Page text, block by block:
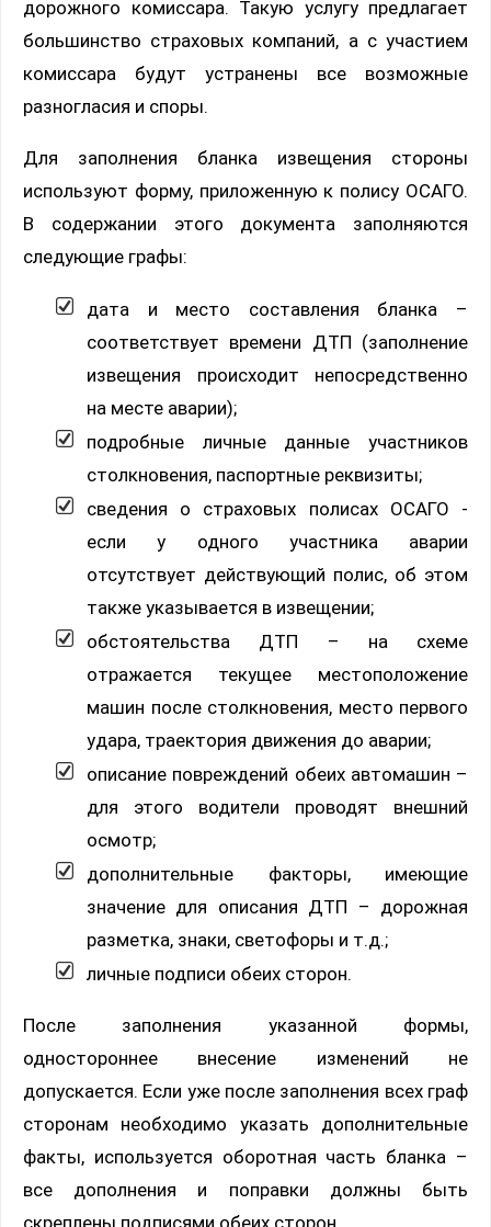
дорожного комиссара. Такую услугу предлагает
большинство страховых компаний, а с участием
комиссара будут устранены все возможные
разногласия и споры.
Для заполнения бланка извещения стороны
используют форму, приложенную к полису ОСАГО.
В содержании этого документа заполняются
следующие графы:
дата и место составления бланка –
соответствует времени ДТП (заполнение
извещения происходит непосредственно
на месте аварии);
подробные личные данные участников
столкновения, паспортные реквизиты;
сведения о страховых полисах ОСАГО -
если у одного участника аварии
отсутствует действующий полис, об этом
также указывается в извещении;
обстоятельства ДТП – на схеме
отражается текущее местоположение
машин после столкновения, место первого
удара, траектория движения до аварии;
описание повреждений обеих автомашин –
для этого водители проводят внешний
осмотр;
дополнительные факторы, имеющие
значение для описания ДТП – дорожная
разметка, знаки, светофоры и т.д.;
личные подписи обеих сторон.
После заполнения указанной формы,
одностороннее внесение изменений не
допускается. Если уже после заполнения всех граф
сторонам необходимо указать дополнительные
факты, используется оборотная часть бланка –
все дополнения и поправки должны быть